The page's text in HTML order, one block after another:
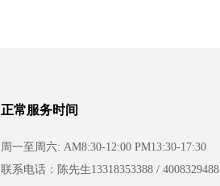
正常服务时间
周一至周六: AM8:30-12:00 PM13:30-17:30
联系电话： 陈先生13318353388 / 4008329488